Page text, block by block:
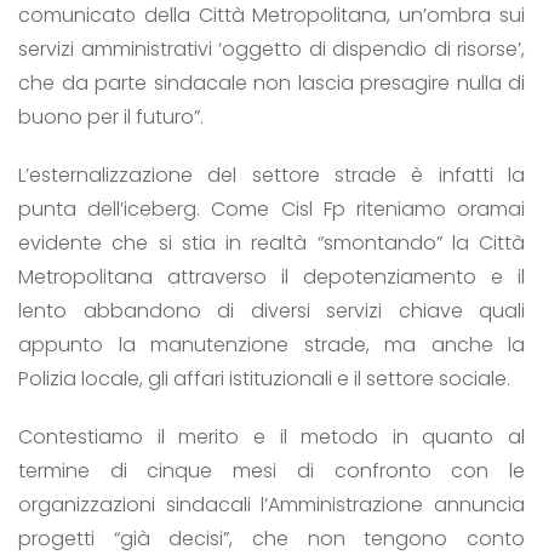
comunicato della Città Metropolitana, un’ombra sui
servizi amministrativi ‘oggetto di dispendio di risorse’,
che da parte sindacale non lascia presagire nulla di
buono per il futuro”.
L’esternalizzazione del settore strade è infatti la
punta dell’iceberg. Come Cisl Fp riteniamo oramai
evidente che si stia in realtà “smontando” la Città
Metropolitana attraverso il depotenziamento e il
lento abbandono di diversi servizi chiave quali
appunto la manutenzione strade, ma anche la
Polizia locale, gli affari istituzionali e il settore sociale.
Contestiamo il merito e il metodo in quanto al
termine di cinque mesi di confronto con le
organizzazioni sindacali l’Amministrazione annuncia
progetti “già decisi”, che non tengono conto